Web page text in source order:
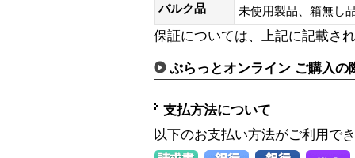
バルク品
未使用製品、箱無
保証については、上記に記載さ
ぷらっとオンライン ご購入の
支払方法について
以下のお支払い方法がご利用で